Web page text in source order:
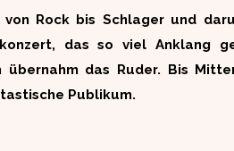
von Rock bis Schlager und
das so viel Anklang
übernahm das Ruder. Bis
Publikum.